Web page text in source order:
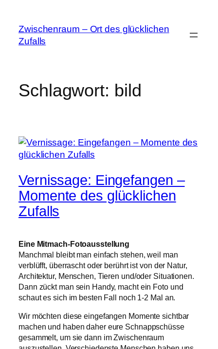
springen
Zwischenraum – Ort des glücklichen
Zufalls
Schlagwort: bild
Vernissage: Eingefangen –
Momente des glücklichen
Zufalls
Eine Mitmach-Fotoausstellung
Manchmal bleibt man einfach stehen, weil man
verblüfft, überrascht oder berührt ist von der Natur,
Architektur, Menschen, Tieren und/oder Situationen.
Dann zückt man sein Handy, macht ein Foto und
schaut es sich im besten Fall noch 1-2 Mal an.
Wir möchten diese eingefangen Momente sichtbar
machen und haben daher eure Schnappschüsse
gesammelt, um sie dann im Zwischenraum